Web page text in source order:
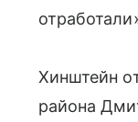
Хинштейн
района